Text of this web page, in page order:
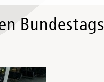
Bundestags